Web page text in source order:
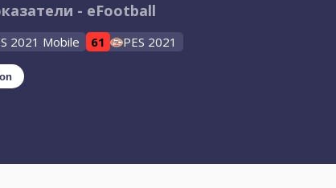
- eFootball
2021 Mobile 61 PES 2021